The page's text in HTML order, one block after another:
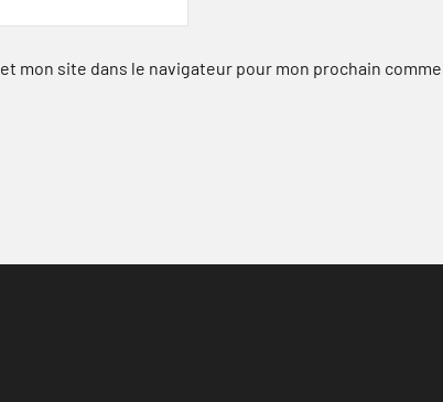
mon site dans le navigateur pour mon prochain